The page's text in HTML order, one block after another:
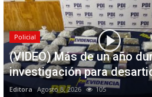
Policial
(VIDEO) Más de un año
investigación para
Editora Agosto 8, 2026 105